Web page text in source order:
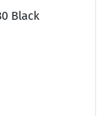
Black